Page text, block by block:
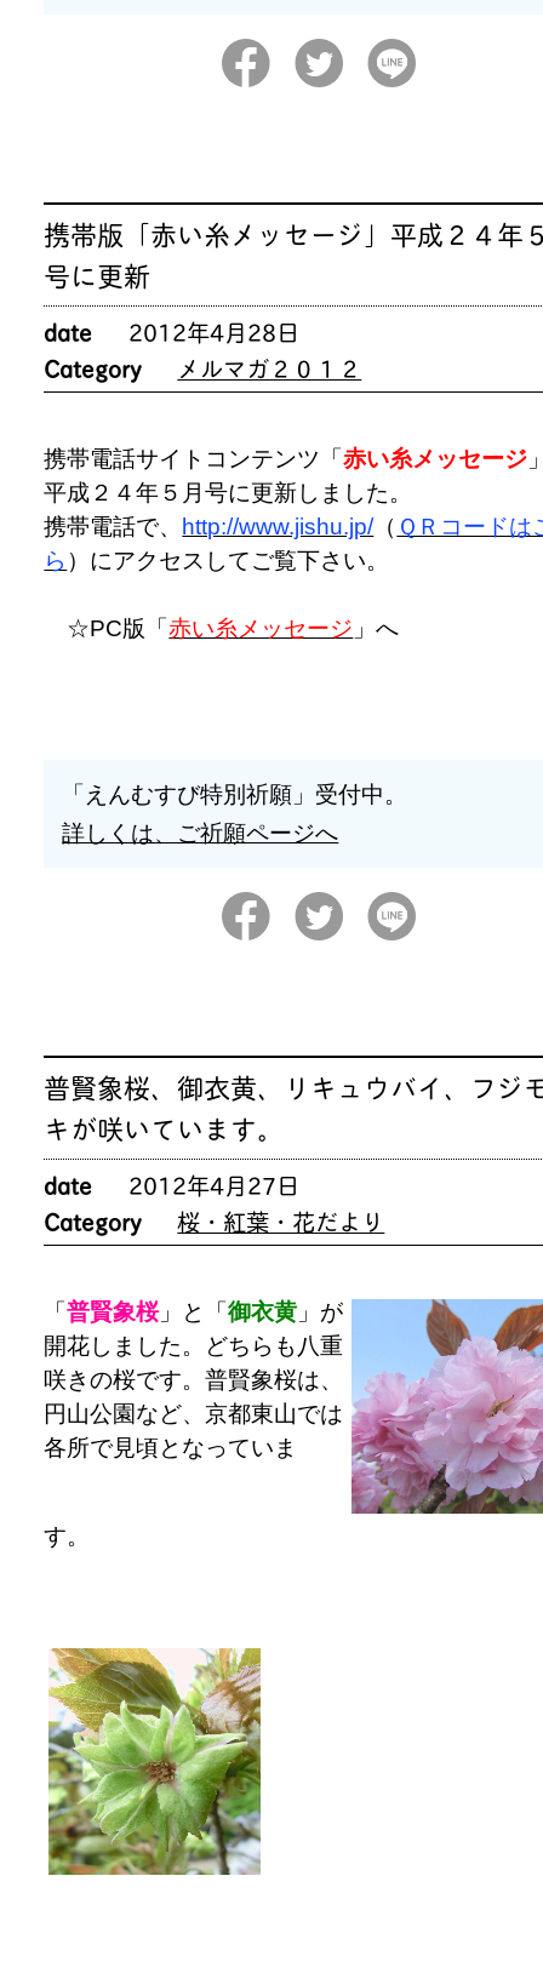
携帯版「赤い糸メッセージ」平成２４年
号に更新
date
2012年4月28日
Category
メルマガ２０１２
携帯電話サイトコンテンツ「赤い糸メッセージ
平成２４年５月号に更新しました。
携帯電話で、 http://www.jishu.jp/（ ＱＲコードは
ら ）にアクセスしてご覧下さい。
☆PC版「赤い糸メッセージ 」へ
「えんむすび特別祈願」受付中。
詳しくは、ご祈願ページへ
普賢象桜、御衣黄、リキュウバイ、フジ
キが咲いています。
date
2012年4月27日
Category
桜・紅葉・花だより
「普賢象桜」と「御衣黄 」が
開花しました。どちらも八重
咲きの桜です。普賢象桜は、
円山公園など、京都東山では
各所で見頃となっていま